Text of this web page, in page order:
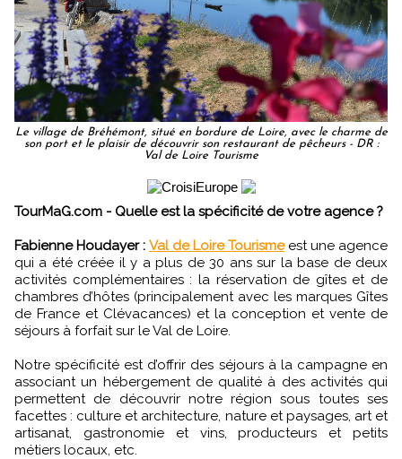
Le village de Bréhémont, situé en bordure de Loire, avec le charme de
son port et le plaisir de découvrir son restaurant de pêcheurs - DR :
Val de Loire Tourisme
TourMaG.com - Quelle est la spécificité de votre agence ?
Fabienne Houdayer : Val de Loire Tourismeest une agence
qui a été créée il y a plus de 30 ans sur la base de deux
activités complémentaires : la réservation de gîtes et de
chambres d’hôtes (principalement avec les marques Gîtes
de France et Clévacances) et la conception et vente de
séjours à forfait sur le Val de Loire.
Notre spécificité est d’offrir des séjours à la campagne en
associant un hébergement de qualité à des activités qui
permettent de découvrir notre région sous toutes ses
facettes : culture et architecture, nature et paysages, art et
artisanat, gastronomie et vins, producteurs et petits
métiers locaux, etc.